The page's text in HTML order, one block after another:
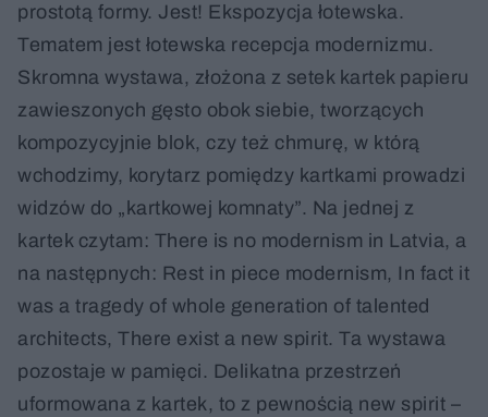
prostotą formy. Jest! Ekspozycja łotewska.
Tematem jest łotewska recepcja modernizmu.
Skromna wystawa, złożona z setek kartek papieru
zawieszonych gęsto obok siebie, tworzących
kompozycyjnie blok, czy też chmurę, w którą
wchodzimy, korytarz pomiędzy kartkami prowadzi
widzów do „kartkowej komnaty”. Na jednej z
kartek czytam: There is no modernism in Latvia, a
na następnych: Rest in piece modernism, In fact it
was a tragedy of whole generation of talented
architects, There exist a new spirit. Ta wystawa
pozostaje w pamięci. Delikatna przestrzeń
uformowana z kartek, to z pewnością new spirit –